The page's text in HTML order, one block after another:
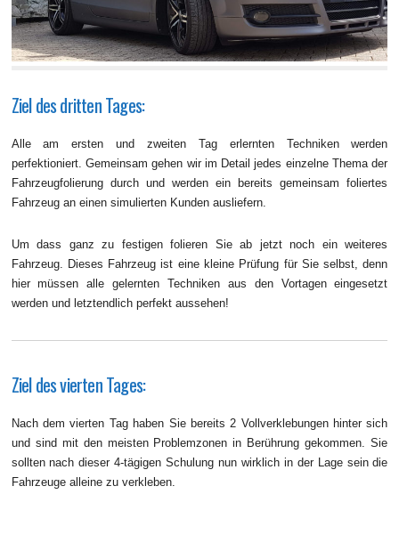
Ziel des dritten Tages:
Alle am ersten und zweiten Tag erlernten Techniken werden
perfektioniert. Gemeinsam gehen wir im Detail jedes einzelne Thema der
Fahrzeugfolierung durch und werden ein bereits gemeinsam foliertes
Fahrzeug an einen simulierten Kunden ausliefern.
Um dass ganz zu festigen folieren Sie ab jetzt noch ein weiteres
Fahrzeug. Dieses Fahrzeug ist eine kleine Prüfung für Sie selbst, denn
hier müssen alle gelernten Techniken aus den Vortagen eingesetzt
werden und letztendlich perfekt aussehen!
Ziel des vierten Tages:
Nach dem vierten Tag haben Sie bereits 2 Vollverklebungen hinter sich
und sind mit den meisten Problemzonen in Berührung gekommen. Sie
sollten nach dieser 4-tägigen Schulung nun wirklich in der Lage sein die
Fahrzeuge alleine zu verkleben.